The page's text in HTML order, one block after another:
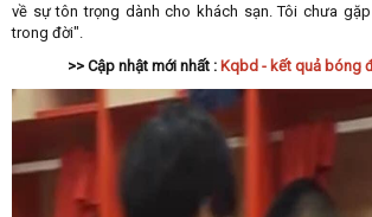
về sự tôn trọng dành cho khách sạn. Tôi chưa
trong đời".
>> Cập nhật mới nhất : Kqbd - kết quả bóng